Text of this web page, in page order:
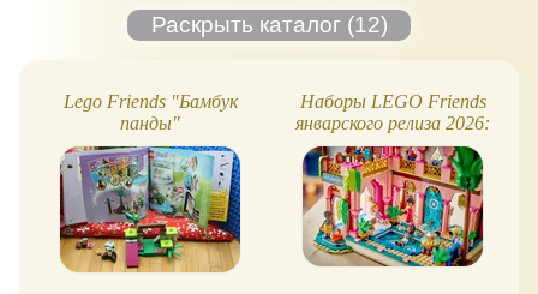
Lego Friends "Бамбук
панды"
Наборы LEGO Friends
январского релиза 2026:
новые здания и
животные